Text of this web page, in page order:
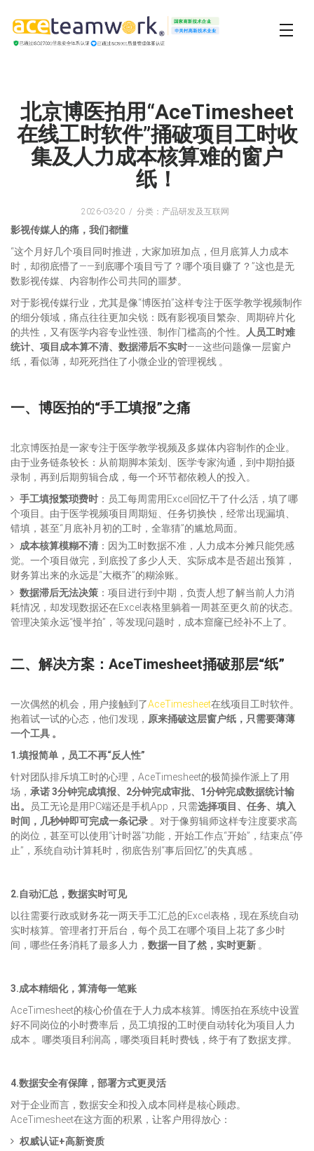
北京博医拍用“AceTimesheet
在线工时软件”捅破项目工时收
集及人力成本核算难的窗户
纸！
2026-03-20 分类：产品研发及互联网
影视传媒人的痛，我们都懂
“这个月好几个项目同时推进，大家加班加点，但月底算人力成本
时，却彻底懵了——到底哪个项目亏了？哪个项目赚了？”这也是无
数影视传媒、内容制作公司共同的噩梦。
对于影视传媒行业，尤其是像“博医拍”这样专注于医学教学视频制作
的细分领域，痛点往往更加尖锐：既有影视项目繁杂、周期碎片化
的共性，又有医学内容专业性强、制作门槛高的个性。
人员工时难
统计、项目成本算不清、数据滞后不实时——这些问题像一层窗户
纸，看似薄，却死死挡住了小微企业的管理视线 。
一、博医拍的“手工填报”之痛
北京博医拍是一家专注于医学教学视频及多媒体内容制作的企业。
由于业务链条较长：从前期脚本策划、医学专家沟通，到中期拍摄
录制，再到后期剪辑合成，每一个环节都依赖人的投入。
手工填报繁琐费时 ：员工每周需用Excel回忆干了什么活，填了哪
个项目。由于医学视频项目周期短、任务切换快，经常出现漏填、
错填，甚至“月底补月初的工时，全靠猜”的尴尬局面。
成本核算模糊不清 ：因为工时数据不准，人力成本分摊只能凭感
觉。一个项目做完，到底投了多少人天、实际成本是否超出预算，
财务算出来的永远是“大概齐”的糊涂账。
数据滞后无法决策 ：项目进行到中期，负责人想了解当前人力消
耗情况，却发现数据还在Excel表格里躺着一周甚至更久前的状态。
管理决策永远“慢半拍”，等发现问题时，成本窟窿已经补不上了。
二、解决方案：AceTimesheet捅破那层“纸”
一次偶然的机会，用户接触到了AceTimesheet在线项目工时软件。
抱着试一试的心态，他们发现， 原来捅破这层窗户纸，只需要薄薄
一个工具 。
1.填报简单，员工不再“反人性”
针对团队排斥填工时的心理，AceTimesheet的极简操作派上了用
场， 承诺 3分钟完成填报、2分钟完成审批、1分钟完成数据统计输
出。
员工无论是用PC端还是手机App，只需选择项目、任务、填入
时间，几秒钟即可完成一条记录 。对于像剪辑师这样专注度要求高
的岗位，甚至可以使用“计时器”功能，开始工作点“开始”，结束点“停
止”，系统自动计算耗时，彻底告别“事后回忆”的失真感 。
2.自动汇总，数据实时可见
以往需要行政或财务花一两天手工汇总的Excel表格，现在系统自动
实时核算。管理者打开后台，每个员工在哪个项目上花了多少时
间，哪些任务消耗了最多人力， 数据一目了然，实时更新 。
3.成本精细化，算清每一笔账
AceTimesheet的核心价值在于人力成本核算。博医拍在系统中设置
好不同岗位的小时费率后，员工填报的工时便自动转化为项目人力
成本 。哪类项目利润高，哪类项目耗时费钱，终于有了数据支撑。
4.数据安全有保障，部署方式更灵活
对于企业而言，数据安全和投入成本同样是核心顾虑。
AceTimesheet在这方面的积累，让客户用得放心：
权威认证+高新资质